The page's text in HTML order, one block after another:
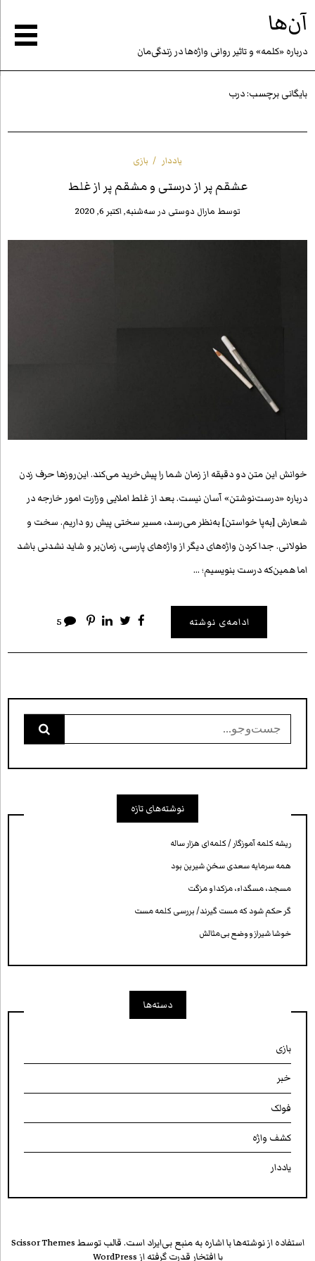
آن‌ها
درباره «كلمه» و تاثير روانى واژه‌ها در زندگى‌مان
بایگانی برچسب:درب
یاددار بازی
عشقم پر از درستی و مشقم پر از غلط
توسط مارال دوستی در سه‌شنبه, اکتبر 6, 2020
خوانش این متن دو دقیقه از زمان شما را پیش‌خرید می‌کند. این‌روزها حرف زدن
درباره «درست‌نوشتن» آسان نیست. بعد از غلط املایی وزارت امور خارجه در
شعارش [به‌پا خواستن] به‌نظر می‌رسد، مسیر سختی پیش‌ رو داریم. سخت و
طولانی. جدا کردن واژه‌های دیگر از واژه‌های پارسی، زمان‌بر و شاید نشدنی باشد
اما همین‌که درست بنویسیم؛ …
ادامه‌ی نوشته 5
برای:
نوشته‌های تازه
ریشه کلمه آموزگار / کلمه‌ای هزار ساله
همه سرمایه‌ سعدی سخنِ شیرین بود
مسجد، مسگداء، مزکدا و مزگت
گر حکم شود که مست گیرند/ بررسی کلمه‌ مست
خوشا شیراز و وضع بی‌مثالش
دسته‌ها
بازی
خبر
فولک
کشف واژه
یاددار
استفاده از نوشته‌ها با اشاره به منبع بی‌ایراد است. قالب توسط Scissor Themes
با افتخار قدرت گرفته از WordPress